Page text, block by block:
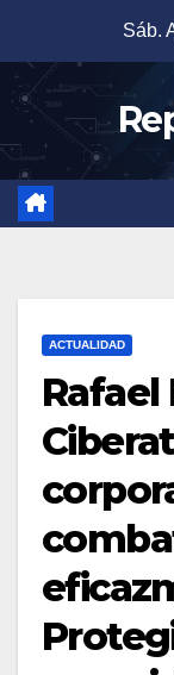
contenido
Sáb.
ACTUALIDAD
Rafael